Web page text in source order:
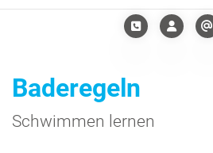
Baderegeln
Schwimmen lernen